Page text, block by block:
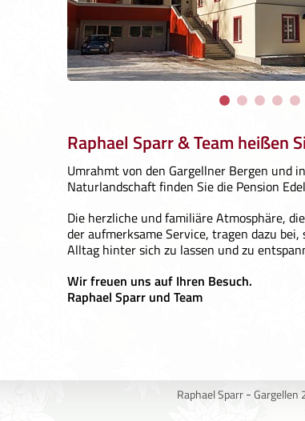
Raphael Sparr & Team heißen
Umrahmt von den Gargellner Bergen und
Naturlandschaft finden Sie die Pension
Die herzliche und familiäre Atmosphäre,
der aufmerksame Service, tragen dazu
Alltag hinter sich zu lassen und zu
Wir freuen uns auf Ihren Besuch.
Raphael Sparr und Team
Raphael Sparr-Gargellen